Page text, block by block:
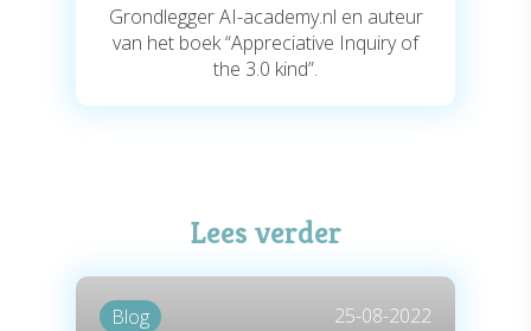
Grondlegger AI-academy.nl en auteur
van het boek “Appreciative Inquiry of
the 3.0 kind”.
Lees verder
Blog 25-08-2022